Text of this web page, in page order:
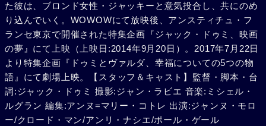
た彼は、ブロンド女性・ジャッキーと意気投合し、共にのめ
り込んでいく。WOWOWにて放映後、アンスティチュ・フ
ランセ東京で開催された特集企画『ジャック・ドゥミ、映画
の夢』にて上映（上映日:2014年9月20日）。2017年7月22日
より特集企画『ドゥミとヴァルダ、幸福についての5つの物
語』にて劇場上映。【スタッフ＆キャスト】監督・脚本・台
詞:ジャック・ドゥミ 撮影:ジャン・ラビエ 音楽:ミシェル・
ルグラン 編集:アンヌ=マリー・コトレ 出演:ジャンヌ・モロ
ー/クロード・マン/アンリ・ナシエ/ポール・ゲール